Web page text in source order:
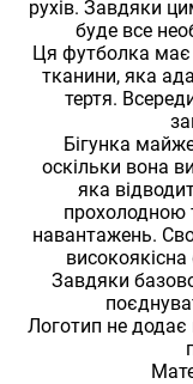
рухів. Завдяки
буде все
Ця футболка має
тканини, яка
тертя.
Бігунка
оскільки вона
яка
прохолодною
навантажень.
Завдяки
Логотип не